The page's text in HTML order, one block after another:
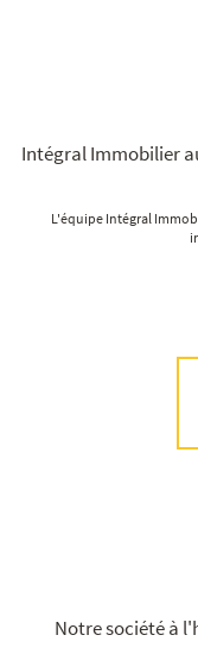
Intégral Immobilier
L'équipe Intégral
Notre société à